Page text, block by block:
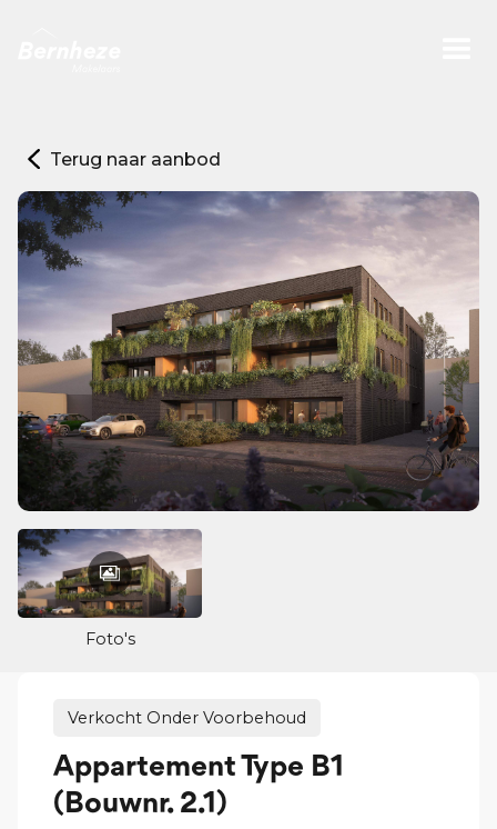
Terug naar aanbod
Foto's
Verkocht Onder Voorbehoud
Appartement Type B1
(Bouwnr. 2.1)